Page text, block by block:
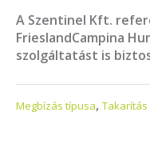
A Szentinel Kft.
FrieslandCampina
szolgáltatást is
Megbízás típusa, Takarítás